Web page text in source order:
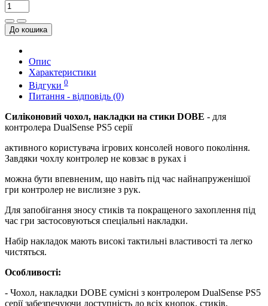
До кошика
Опис
Характеристики
Відгуки 0
Питання - відповідь (0)
Силіконовий чохол, накладки на стики DOBE - для
контролера DualSense PS5 серії
активного користувача ігрових консолей нового покоління.
Завдяки чохлу контролер не ковзає в руках і
можна бути впевненим, що навіть під час найнапруженішої
гри контролер не вислизне з рук.
Для запобігання зносу стиків та покращеного захоплення під
час гри застосовуються спеціальні накладки.
Набір накладок мають високі тактильні властивості та легко
чистяться.
Особливості:
- Чохол, накладки DOBE сумісні з контролером DualSense PS5
серії забезпечуючи доступність до всіх кнопок, стиків,